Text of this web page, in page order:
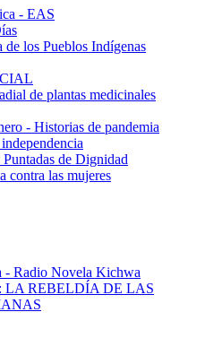
- EAS
los Pueblos Indígenas
de plantas medicinales
- Historias de pandemia
de Dignidad
contra las mujeres
- Radio Novela Kichwa
LA REBELDÍA DE LAS